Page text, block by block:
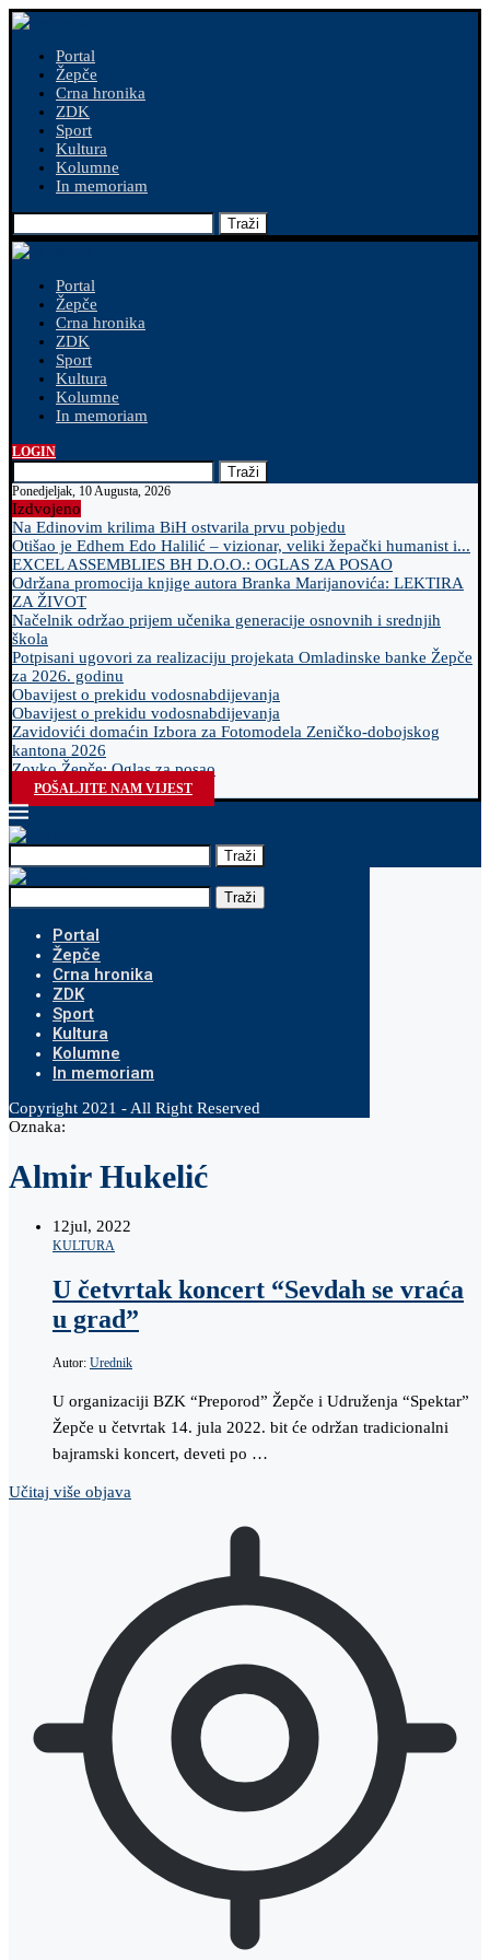
Portal
Žepče
Crna hronika
ZDK
Sport
Kultura
Kolumne
In memoriam
Traži
Portal
Žepče
Crna hronika
ZDK
Sport
Kultura
Kolumne
In memoriam
LOGIN
Traži
Ponedjeljak, 10 Augusta, 2026
Izdvojeno
Na Edinovim krilima BiH ostvarila prvu pobjedu
Otišao je Edhem Edo Halilić – vizionar, veliki žepački humanist i...
EXCEL ASSEMBLIES BH D.O.O.: OGLAS ZA POSAO
Održana promocija knjige autora Branka Marijanovića: LEKTIRA
ZA ŽIVOT
Načelnik održao prijem učenika generacije osnovnih i srednjih
škola
Potpisani ugovori za realizaciju projekata Omladinske banke Žepče
za 2026. godinu
Obavijest o prekidu vodosnabdijevanja
Obavijest o prekidu vodosnabdijevanja
Zavidovići domaćin Izbora za Fotomodela Zeničko-dobojskog
kantona 2026
Zovko Žepče: Oglas za posao
POŠALJITE NAM VIJEST
Traži
Traži
Portal
Žepče
Crna hronika
ZDK
Sport
Kultura
Kolumne
In memoriam
Copyright 2021 - All Right Reserved
Oznaka:
Almir Hukelić
12jul, 2022
KULTURA
U četvrtak koncert “Sevdah se vraća
u grad”
Autor: Urednik
U organizaciji BZK “Preporod” Žepče i Udruženja “Spektar”
Žepče u četvrtak 14. jula 2022. bit će održan tradicionalni
bajramski koncert, deveti po …
Učitaj više objava